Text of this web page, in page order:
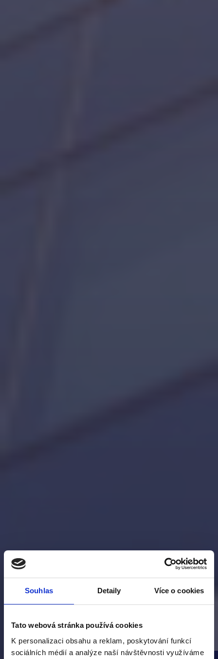
Souhlas Detaily Více o cookies
Tato webová stránka používá cookies
K personalizaci obsahu a reklam, poskytování funkcí
sociálních médií a analýze naší návštěvnosti využíváme